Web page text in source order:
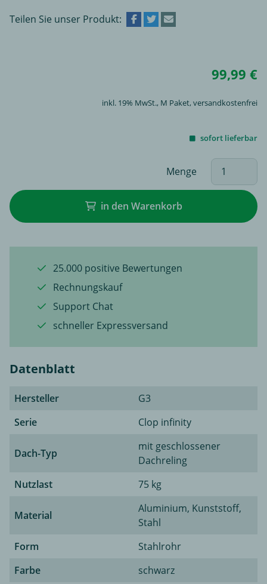
Teilen Sie unser Produkt:
99,99 €
inkl. 19% MwSt., M Paket, versandkostenfrei
sofort lieferbar
Menge
in den Warenkorb
25.000 positive Bewertungen
Rechnungskauf
Support Chat
schneller Expressversand
Datenblatt
Hersteller
G3
Serie
Clop infinity
Dach-Typ
mit geschlossener
Dachreling
Nutzlast
75 kg
Material
Aluminium, Kunststoff,
Stahl
Form
Stahlrohr
Farbe
schwarz